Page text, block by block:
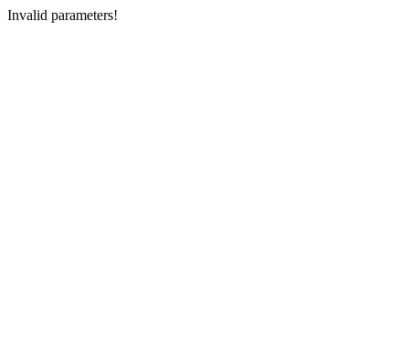
Invalid parameters!